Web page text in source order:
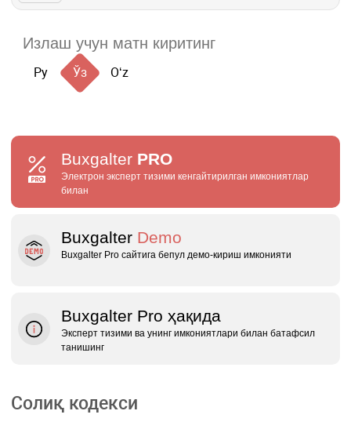
Ру Ўз Oʻz
Buxgalter PRO
Электрон эксперт тизими кенгайтирилган имкониятлар
билан
Buxgalter Demo
Buxgalter Pro сайтига бепул демо‑кириш имконияти
Buxgalter Pro ҳақида
Эксперт тизими ва унинг имкониятлари билан батафсил
танишинг
Солиқ кодекси